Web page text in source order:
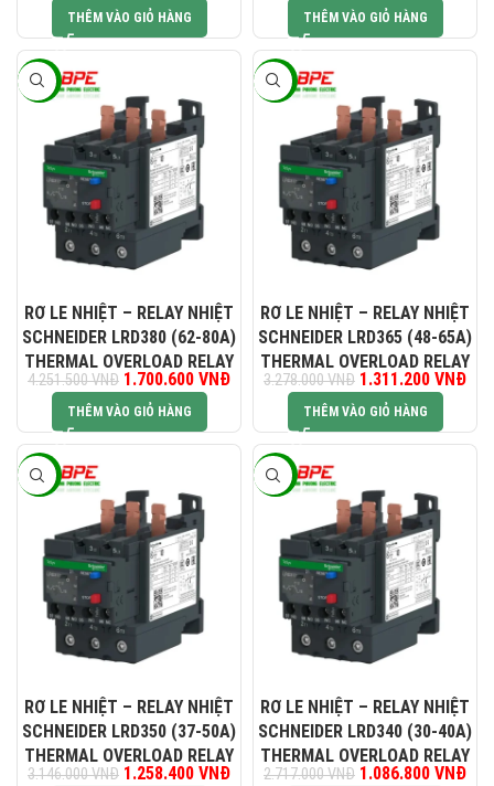
THÊM VÀO GIỎ HÀNG
4.636.500 VNĐ.
THÊM VÀO GIỎ HÀNG
-60%
RƠ LE NHIỆT – RELAY NHIỆT
SCHNEIDER LRD380 (62-80A)
THERMAL OVERLOAD RELAY
4.251.500VNĐ Giá gốc là: 4.251.500 VNĐ.
1.700.600 VNĐ Giá hiện tại là: 1.700.600 VNĐ.
THÊM VÀO GIỎ HÀNG
-60%
RƠ LE NHIỆT – RELAY NHIỆT
SCHNEIDER LRD365 (48-65A)
THERMAL OVERLOAD RELAY
3.278.000VNĐ
Giá gốc là:
3.278.000 VNĐ.
1.311.200 VNĐ
THÊM VÀO GIỎ HÀNG
-60%
RƠ LE NHIỆT – RELAY NHIỆT
SCHNEIDER LRD350 (37-50A)
THERMAL OVERLOAD RELAY
3.146.000VNĐ Giá gốc là: 3.146.000 VNĐ.
1.258.400 VNĐ Giá hiện tại là: 1.258.400 VNĐ.
-60%
RƠ LE NHIỆT – RELAY NHIỆT
SCHNEIDER LRD340 (30-40A)
THERMAL OVERLOAD RELAY
2.717.000VNĐ
Giá gốc là:
1.086.800 VNĐ